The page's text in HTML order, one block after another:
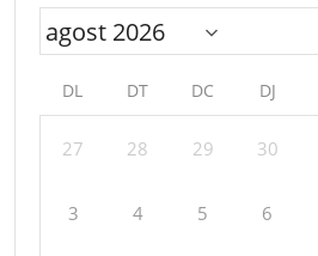
DL DT DC DJ
27 28 29 30
3 4 5 6